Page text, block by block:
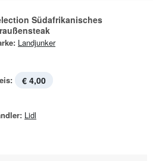
Südafrikanisches
Landjunker
€ 4,00
Lidl